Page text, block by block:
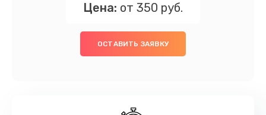
Цена: от 350 руб.
ОСТАВИТЬ ЗАЯВКУ